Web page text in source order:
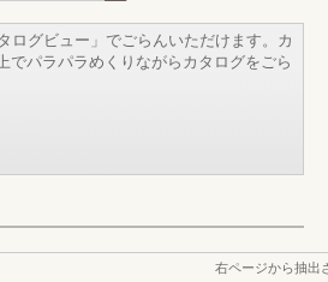
ログビュー」でごらんいただけます。カ
でパラパラめくりながらカタログをごら
右ページから抽出